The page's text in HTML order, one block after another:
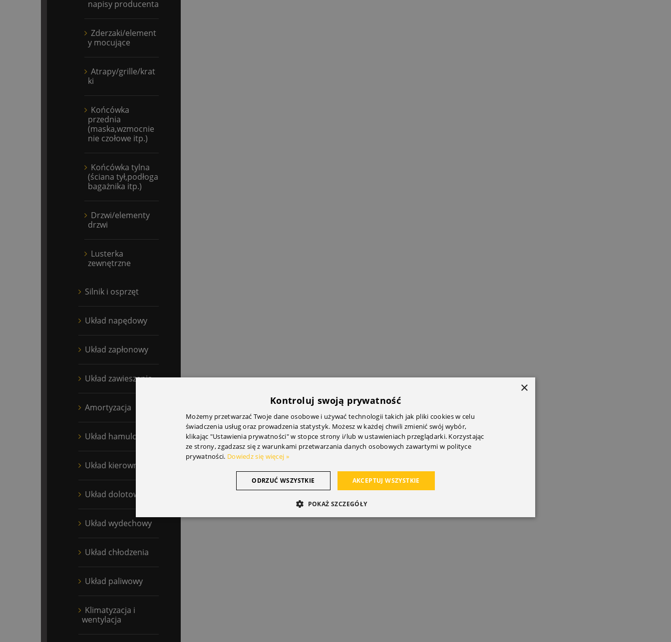
napisy producenta
Zderzaki/element
y mocujące
Atrapy/grille/krat
ki
Końcówka
przednia
(maska,wzmocnie
nie czołowe itp.)
Końcówka tylna
(ściana tył,podłoga
bagażnika itp.)
Drzwi/elementy
drzwi
Lusterka
zewnętrzne
Silnik i osprzęt
Układ napędowy
Układ zapłonowy
Układ zawieszenia
Amortyzacja
Układ hamulcowy
Układ kierowniczy
Układ dolotowy
Układ wydechowy
Układ chłodzenia
Układ paliwowy
Klimatyzacja i
wentylacja
×
Kontroluj swoją prywatność
Możemy przetwarzać Twoje dane osobowe i używać technologii takich jak pliki cookies w celu
świadczenia usług oraz prowadzenia statystyk. Możesz w każdej chwili zmienić swój wybór,
klikając "Ustawienia prywatności" w stopce strony i/lub w ustawieniach przeglądarki. Korzystając
ze strony, zgadzasz się z warunkami przetwarzania danych osobowych zawartymi w polityce
prywatności. Dowiedz się więcej »
AKCEPTUJ WSZYSTKIE
ODRZUĆ WSZYSTKIE
POKAŻ SZCZEGÓŁY